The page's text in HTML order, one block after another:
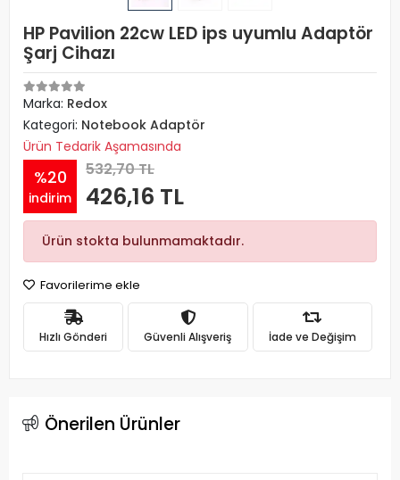
HP Pavilion 22cw LED ips uyumlu Adaptör
Şarj Cihazı
Marka: Redox
Kategori: Notebook Adaptör
Ürün Tedarik Aşamasında
%20
indirim
532,70 TL
426,16 TL
Ürün stokta bulunmamaktadır.
Favorilerime ekle
Hızlı Gönderi Güvenli Alışveriş İade ve Değişim
Önerilen Ürünler